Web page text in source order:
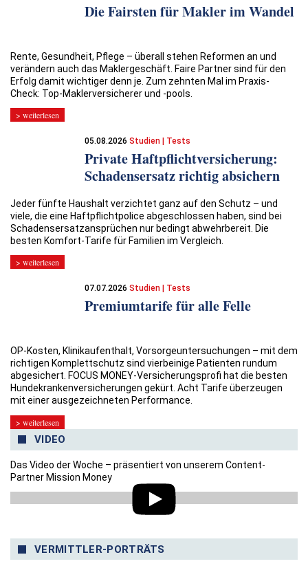
Die Fairsten für Makler im Wandel
Rente, Gesundheit, Pflege – überall stehen Reformen an und
verändern auch das Maklergeschäft. Faire Partner sind für den
Erfolg damit wichtiger denn je. Zum zehnten Mal im Praxis-
Check: Top-Maklerversicherer und -pools.
> weiterlesen
05.08.2026Studien | Tests
Private Haftpflicht­versicherung:
Schadensersatz richtig absichern
Jeder fünfte Haushalt verzichtet ganz auf den Schutz – und
viele, die eine Haftpflichtpolice abgeschlossen haben, sind bei
Schadensersatzansprüchen nur bedingt abwehrbereit. Die
besten Komfort-Tarife für Familien im Vergleich.
> weiterlesen
07.07.2026Studien | Tests
Premiumtarife für alle Felle
OP-Kosten, Klinikaufenthalt, Vorsorgeuntersuchungen – mit dem
richtigen Komplettschutz sind vierbeinige Patienten rundum
abgesichert. FOCUS MONEY-Versicherungsprofi hat die besten
Hundekrankenversicherungen gekürt. Acht Tarife überzeugen
mit einer ausgezeichneten Performance.
> weiterlesen
VIDEO
Das Video der Woche – präsentiert von unserem Content-
Partner Mission Money
VERMITTLER-PORTRÄTS